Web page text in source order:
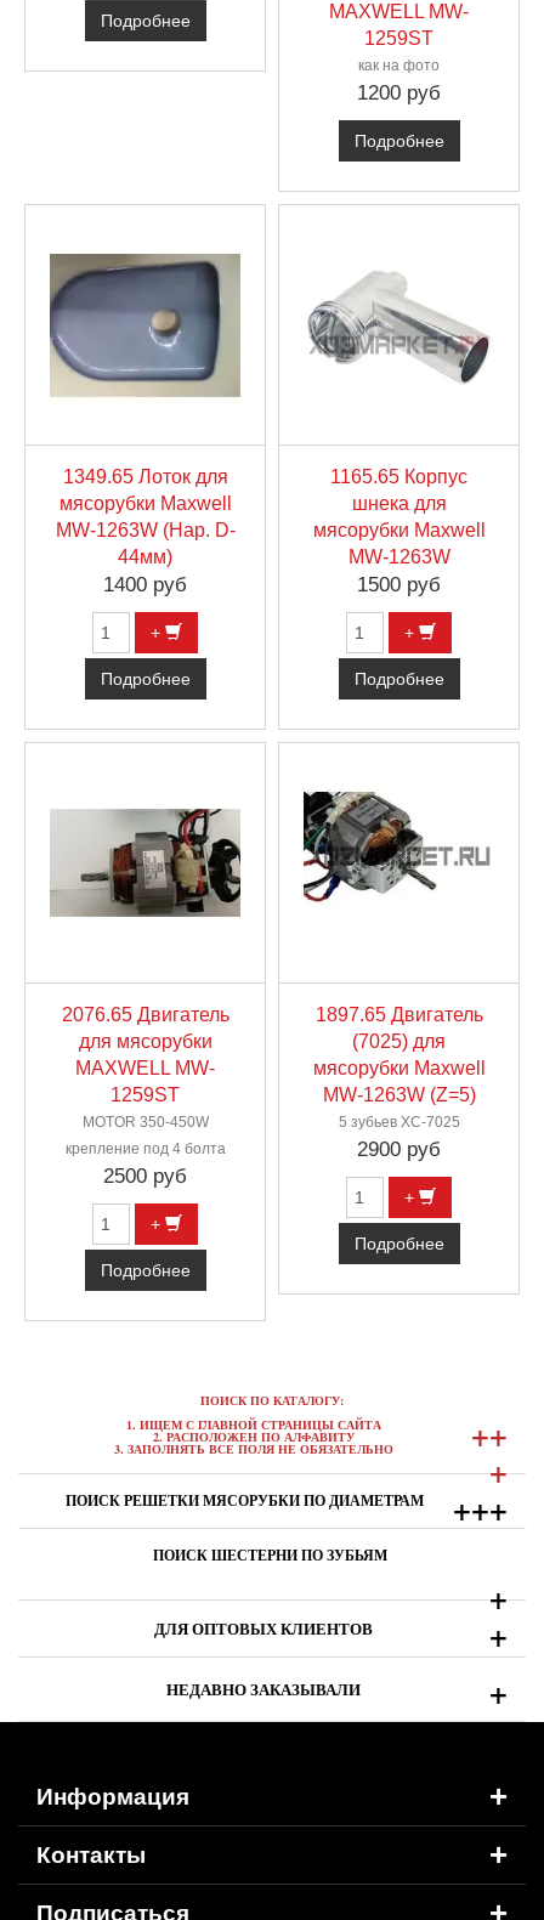
Подробнее
MAXWELL MW-
1259ST
как на фото
1200 руб
Подробнее
1349.65 Лоток для
мясорубки Maxwell
MW-1263W (Нар. D-
44мм)
1400 руб
+
Подробнее
1165.65 Корпус
шнека для
мясорубки Maxwell
MW-1263W
1500 руб
+
Подробнее
2076.65 Двигатель
для мясорубки
MAXWELL MW-
1259ST
MOTOR 350-450W
крепление под 4 болта
2500 руб
+
Подробнее
1897.65 Двигатель
(7025) для
мясорубки Maxwell
MW-1263W (Z=5)
5 зубьев XC-7025
2900 руб
+
Подробнее
ПОИСК ПО КАТАЛОГУ:
1. ИЩЕМ С ГЛАВНОЙ СТРАНИЦЫ САЙТА
+
+
2. РАСПОЛОЖЕН ПО АЛФАВИТУ
3. ЗАПОЛНЯТЬ ВСЕ ПОЛЯ НЕ ОБЯЗАТЕЛЬНО +
ПОИСК РЕШЕТКИ МЯСОРУБКИ ПО ДИАМЕТРАМ +
+
+
ПОИСК ШЕСТЕРНИ ПО ЗУБЬЯМ
+
ДЛЯ ОПТОВЫХ КЛИЕНТОВ +
НЕДАВНО ЗАКАЗЫВАЛИ +
Информация +
Контакты +
Подписаться +